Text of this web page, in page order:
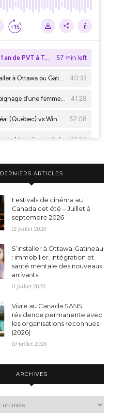
DERNIERS ARTICLES
Festivals de cinéma au
Canada cet été – Juillet à
septembre 2026
12 juillet 2026
S’installer à Ottawa-Gatineau
: immobilier, intégration et
santé mentale des nouveaux
arrivants
11 juillet 2026
Vivre au Canada SANS
résidence permanente avec
les organisations reconnues
(2026)
10 juillet 2026
ARCHIVES